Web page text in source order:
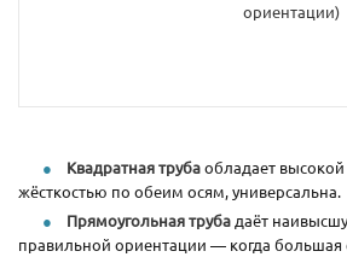
ориентации)
Квадратная трубаобладает
жёсткостью по обеим осям, универсальна.
Прямоугольная труба даёт
правильной ориентации — когда большая